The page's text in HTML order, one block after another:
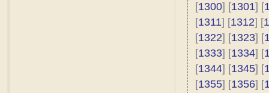
[1300] [1301] [
[1311] [1312] [
[1322] [1323] [
[1333] [1334] [
[1344] [1345] [
[1355] [1356] [